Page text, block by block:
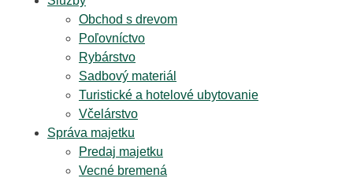
Obchod s drevom
Poľovníctvo
Rybárstvo
Sadbový materiál
Turistické a hotelové ubytovanie
Včelárstvo
Správa majetku
Predaj majetku
Vecné bremená